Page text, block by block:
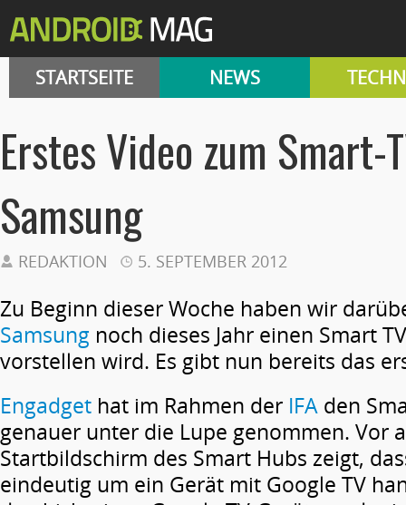
STARTSEITE NEWS
Erstes Video zum Smart-
Samsung
REDAKTION 5. SEPTEMBER 2012
Zu Beginn dieser Woche haben wir
Samsung noch dieses Jahr einen Smart
vorstellen wird. Es gibt nun bereits das
Engadget hat im Rahmen der IFA den
genauer unter die Lupe genommen. Vor
Startbildschirm des Smart Hubs zeigt,
eindeutig um ein Gerät mit Google TV